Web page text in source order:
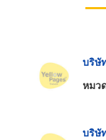
บริษั
หมว
บริษั